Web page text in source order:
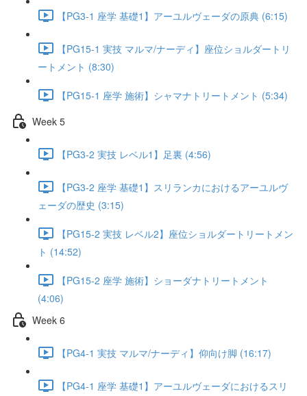
【PG3-1 座学 基礎1】アーユルヴェーダの原典 (6:15)
【PG15-1 実技 マルマ/ナーディ】座位ショルダートリ
ートメント (8:30)
【PG15-1 座学 施術】シャマナトリートメント (5:34)
Week 5
【PG3-2 実技 レベル1】足裏 (4:56)
【PG3-2 座学 基礎1】スリランカにおけるアーユルヴ
ェーダの歴史 (3:15)
【PG15-2 実技 レベル2】座位ショルダートリートメン
ト (14:52)
【PG15-2 座学 施術】ショーダナトリートメント
(4:06)
Week 6
【PG4-1 実技 マルマ/ナーディ】仰向け脚 (16:17)
【PG4-1 座学 基礎1】アーユルヴェーダにおけるスリ